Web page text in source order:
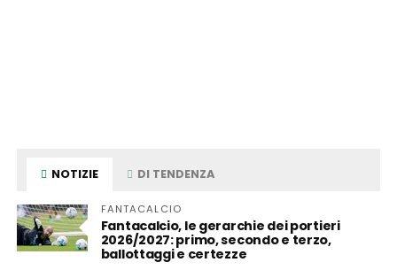
NOTIZIE DI TENDENZA
FANTACALCIO
Fantacalcio, le gerarchie dei portieri
2026/2027: primo, secondo e terzo,
ballottaggi e certezze